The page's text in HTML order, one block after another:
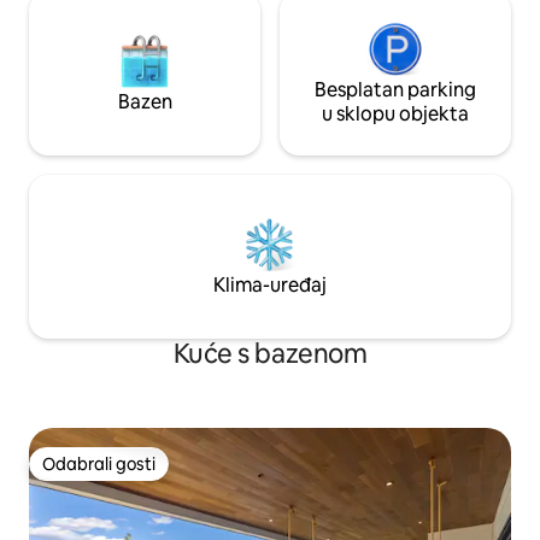
Bazen
Besplatan parking
u sklopu objekta
Klima-uređaj
Kuće s bazenom
Odabrali gosti
Odabrali gosti